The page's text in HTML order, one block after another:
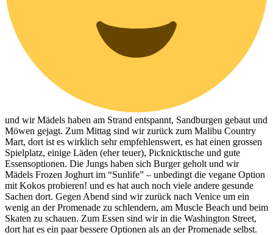
und wir Mädels haben am Strand entspannt, Sandburgen gebaut und
Möwen gejagt. Zum Mittag sind wir zurück zum Malibu Country
Mart, dort ist es wirklich sehr empfehlenswert, es hat einen grossen
Spielplatz, einige Läden (eher teuer), Picknicktische und gute
Essensoptionen. Die Jungs haben sich Burger geholt und wir
Mädels Frozen Joghurt im “Sunlife” – unbedingt die vegane Option
mit Kokos probieren! und es hat auch noch viele andere gesunde
Sachen dort. Gegen Abend sind wir zurück nach Venice um ein
wenig an der Promenade zu schlendern, am Muscle Beach und beim
Skaten zu schauen. Zum Essen sind wir in die Washington Street,
dort hat es ein paar bessere Optionen als an der Promenade selbst.